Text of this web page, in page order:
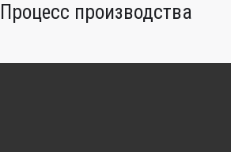
Процесс производства